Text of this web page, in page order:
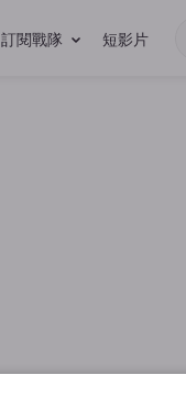
訂閱戰隊 短影片